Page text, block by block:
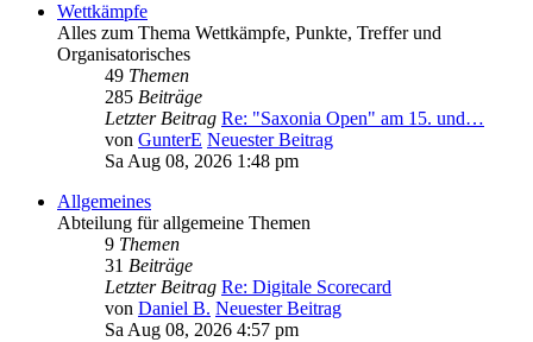
Wettkämpfe
Alles zum Thema Wettkämpfe, Punkte, Treffer und
Organisatorisches
49 Themen
285 Beiträge
Letzter Beitrag Re: "Saxonia Open" am 15. und…
von GunterE Neuester Beitrag
Sa Aug 08, 2026 1:48 pm
Allgemeines
Abteilung für allgemeine Themen
9 Themen
31 Beiträge
Letzter Beitrag Re: Digitale Scorecard
von Daniel B. Neuester Beitrag
Sa Aug 08, 2026 4:57 pm